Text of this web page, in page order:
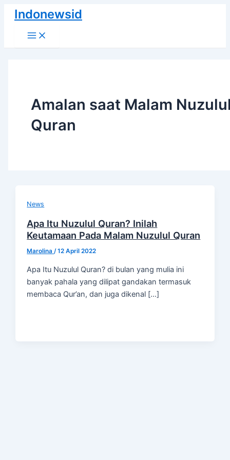
Skip
content
Indonewsid
Main
Menu
Amalan saat Malam
Quran
News
Apa Itu Nuzulul Quran? Inilah
Keutamaan Pada Malam Nuzulul Quran
Marolina/12 April 2022
Apa Itu Nuzulul Quran? di bulan yang mulia ini
banyak pahala yang dilipat gandakan termasuk
membaca Qur’an, dan juga dikenal […]